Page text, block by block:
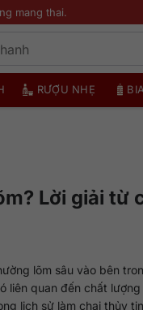
mang thai.
RƯỢU NHẸ
Lời giải từ
lõm sâu vào bên
liên quan đến chất
lịch sử làm chai thủy